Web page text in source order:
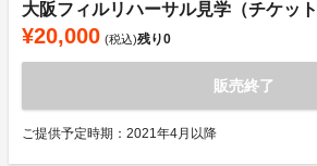
大阪フィルリハーサル見学（チケット
¥20,000 (税込)残り0
販売終了
ご提供予定時期：2021年4月以降